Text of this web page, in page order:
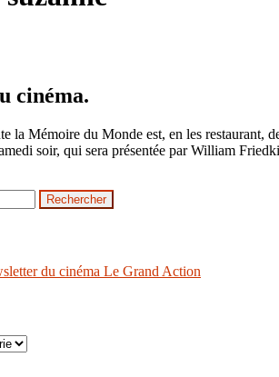
cinéma.
la Mémoire du Monde est, en les restaurant,
soir, qui sera présentée par William
du cinéma Le Grand Action